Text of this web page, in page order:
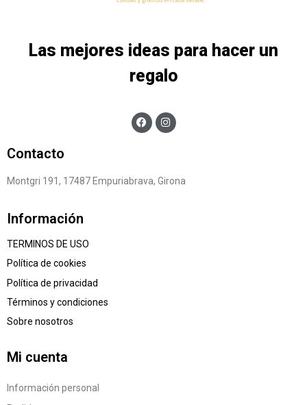
Las mejores ideas para hacer un
regalo
Contacto
Montgri 191, 17487 Empuriabrava, Girona
Información
TERMINOS DE USO
Política de cookies
Política de privacidad
Términos y condiciones
Sobre nosotros
Mi cuenta
Información personal